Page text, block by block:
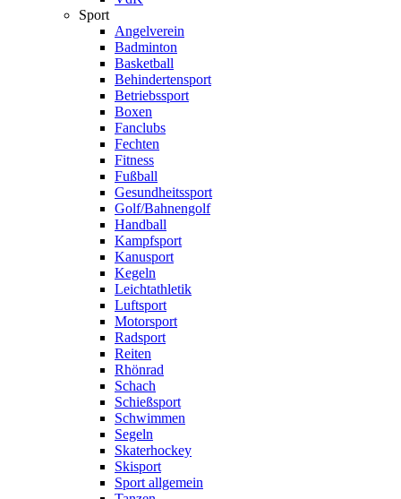
Sport
Angelverein
Badminton
Basketball
Behindertensport
Betriebssport
Boxen
Fanclubs
Fechten
Fitness
Fußball
Gesundheitssport
Golf/Bahnengolf
Handball
Kampfsport
Kanusport
Kegeln
Leichtathletik
Luftsport
Motorsport
Radsport
Reiten
Rhönrad
Schach
Schießsport
Schwimmen
Segeln
Skaterhockey
Skisport
Sport allgemein